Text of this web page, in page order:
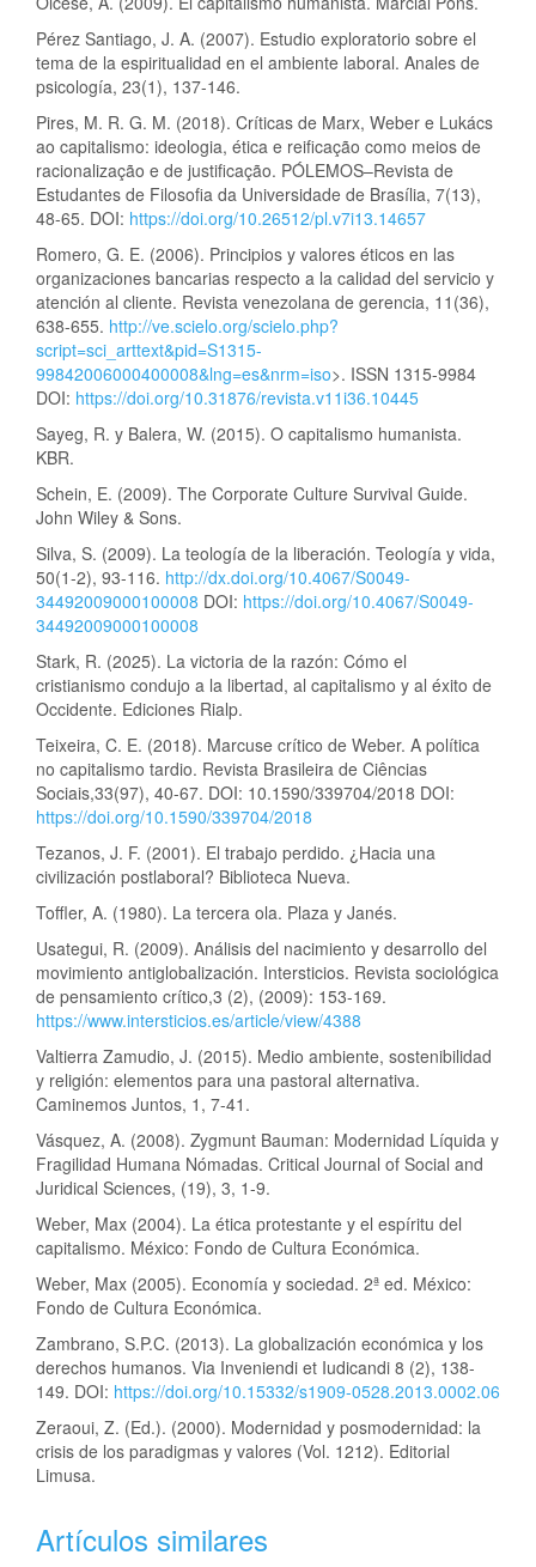
Pérez Santiago, J. A. (2007). Estudio exploratorio sobre el
tema de la espiritualidad en el ambiente laboral. Anales de
psicología, 23(1), 137-146.
Pires, M. R. G. M. (2018). Críticas de Marx, Weber e Lukács
ao capitalismo: ideologia, ética e reificação como meios de
racionalização e de justificação. PÓLEMOS–Revista de
Estudantes de Filosofia da Universidade de Brasília, 7(13),
48-65. DOI: https://doi.org/10.26512/pl.v7i13.14657
Romero, G. E. (2006). Principios y valores éticos en las
organizaciones bancarias respecto a la calidad del servicio y
atención al cliente. Revista venezolana de gerencia, 11(36),
638-655. http://ve.scielo.org/scielo.php?
script=sci_arttext&pid=S1315-
99842006000400008&lng=es&nrm=iso>. ISSN 1315-9984
DOI: https://doi.org/10.31876/revista.v11i36.10445
Sayeg, R. y Balera, W. (2015). O capitalismo humanista.
KBR.
Schein, E. (2009). The Corporate Culture Survival Guide.
John Wiley & Sons.
Silva, S. (2009). La teología de la liberación. Teología y vida,
50(1-2), 93-116. http://dx.doi.org/10.4067/S0049-
34492009000100008 DOI: https://doi.org/10.4067/S0049-
34492009000100008
Stark, R. (2025). La victoria de la razón: Cómo el
cristianismo condujo a la libertad, al capitalismo y al éxito de
Occidente. Ediciones Rialp.
Teixeira, C. E. (2018). Marcuse crítico de Weber. A política
no capitalismo tardio. Revista Brasileira de Ciências
Sociais,33(97), 40-67. DOI: 10.1590/339704/2018 DOI:
https://doi.org/10.1590/339704/2018
Tezanos, J. F. (2001). El trabajo perdido. ¿Hacia una
civilización postlaboral? Biblioteca Nueva.
Toffler, A. (1980). La tercera ola. Plaza y Janés.
Usategui, R. (2009). Análisis del nacimiento y desarrollo del
movimiento antiglobalización. Intersticios. Revista sociológica
de pensamiento crítico,3 (2), (2009): 153-169.
https://www.intersticios.es/article/view/4388
Valtierra Zamudio, J. (2015). Medio ambiente, sostenibilidad
y religión: elementos para una pastoral alternativa.
Caminemos Juntos, 1, 7-41.
Vásquez, A. (2008). Zygmunt Bauman: Modernidad Líquida y
Fragilidad Humana Nómadas. Critical Journal of Social and
Juridical Sciences, (19), 3, 1-9.
Weber, Max (2004). La ética protestante y el espíritu del
capitalismo. México: Fondo de Cultura Económica.
Weber, Max (2005). Economía y sociedad. 2ª ed. México:
Fondo de Cultura Económica.
Zambrano, S.P.C. (2013). La globalización económica y los
derechos humanos. Via Inveniendi et Iudicandi 8 (2), 138-
149. DOI: https://doi.org/10.15332/s1909-0528.2013.0002.06
Zeraoui, Z. (Ed.). (2000). Modernidad y posmodernidad: la
crisis de los paradigmas y valores (Vol. 1212). Editorial
Limusa.
Artículos similares